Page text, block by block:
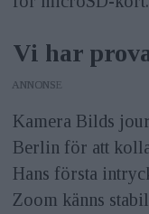
Vi har
ANNONS
Kamera Bilds
Berlin för att
Hans första
Zoom känns